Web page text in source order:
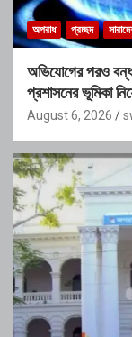
অপরাধ প্রচ্ছদ
অভিযোগের পরও
প্রশাসনের ভূমিকা
August 6, 2026